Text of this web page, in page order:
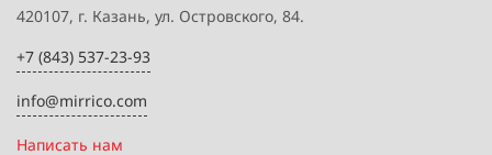
420107, г. Казань, ул. Островского, 84.
+7 (843) 537-23-93
info@mirrico.com
Написать нам